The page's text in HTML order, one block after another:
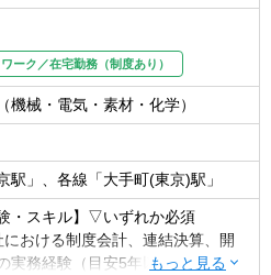
】
9名（男性：4名、女性：5名）
ーク／在宅勤務（制度あり）
機械・電気・素材・化学）
駅」、各線「大手町(東京)駅」
・スキル】▽いずれか必須
おける制度会計、連結決算、開
実務経験（目安5年以上）